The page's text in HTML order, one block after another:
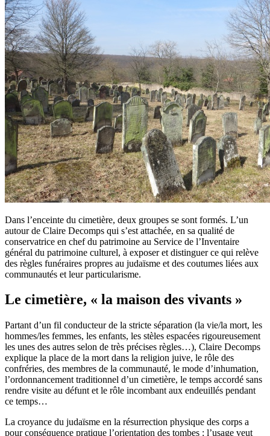
Dans l’enceinte du cimetière, deux groupes se sont formés. L’un
autour de Claire Decomps qui s’est attachée, en sa qualité de
conservatrice en chef du patrimoine au Service de l’Inventaire
général du patrimoine culturel, à exposer et distinguer ce qui relève
des règles funéraires propres au judaïsme et des coutumes liées aux
communautés et leur particularisme.
Le cimetière, « la maison des vivants »
Partant d’un fil conducteur de la stricte séparation (la vie/la mort, les
hommes/les femmes, les enfants, les stèles espacées rigoureusement
les unes des autres selon de très précises règles…), Claire Decomps
explique la place de la mort dans la religion juive, le rôle des
confréries, des membres de la communauté, le mode d’inhumation,
l’ordonnancement traditionnel d’un cimetière, le temps accordé sans
rendre visite au défunt et le rôle incombant aux endeuillés pendant
ce temps…
La croyance du judaïsme en la résurrection physique des corps a
pour conséquence pratique l’orientation des tombes : l’usage veut